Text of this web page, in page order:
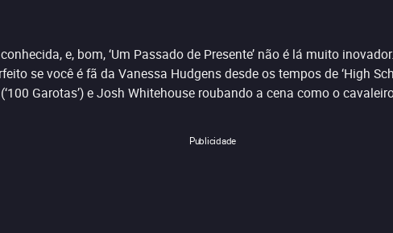
e, bom, ‘Um Passado de Presente’ não é lá muito
se você é fã da Vanessa Hudgens desde os tempos de ‘High
Garotas’) e Josh Whitehouse roubando a cena como o
Publicidade